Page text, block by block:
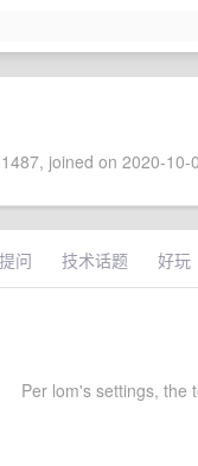
joined on 2020-10-
提问 技术话题 好玩
Per lom's settings, the